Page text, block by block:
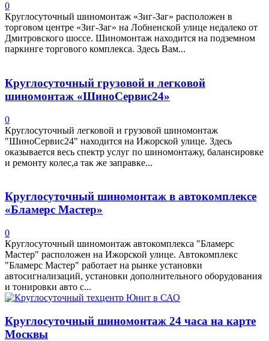
0
Круглосуточный шиномонтаж «Зиг-Заг» расположен в
торговом центре «Зиг-Заг» на Лобненской улице недалеко от
Дмитровского шоссе. Шиномонтаж находится на подземном
паркинге торгового комплекса. Здесь Вам...
Круглосуточный грузовой и легковой
шиномонтаж «ШиноСервис24»
0
Круглосуточный легковой и грузовой шиномонтаж
"ШиноСервис24" находится на Ижорской улице. Здесь
оказывается весь спектр услуг по шиномонтажу, балансировке
и ремонту колес,а так же заправке...
Круглосуточный шиномонтаж в автокомплексе
«Бламерс Мастер»
0
Круглосуточный шиномонтаж автокомплекса "Бламерс
Мастер" расположен на Ижорской улице. Автокомплекс
"Бламерс Мастер" работает на рынке установки
автосигнализаций, установки дополнительного оборудования
и тонировки авто с...
Круглосуточный шиномонтаж 24 часа на карте
Москвы